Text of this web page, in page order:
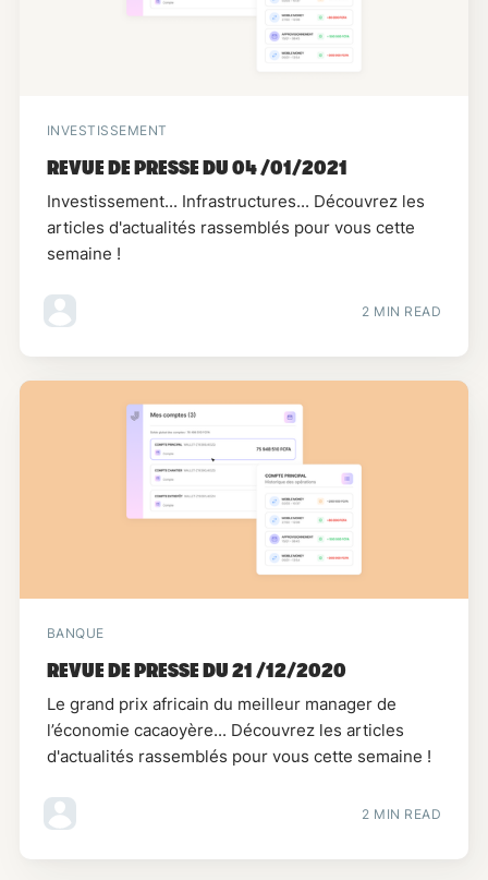
INVESTISSEMENT
REVUE DE PRESSE DU 04 /01/2021
Investissement... Infrastructures... Découvrez les
articles d'actualités rassemblés pour vous cette
semaine !
2 MIN READ
BANQUE
REVUE DE PRESSE DU 21 /12/2020
Le grand prix africain du meilleur manager de
l’économie cacaoyère... Découvrez les articles
d'actualités rassemblés pour vous cette semaine !
2 MIN READ